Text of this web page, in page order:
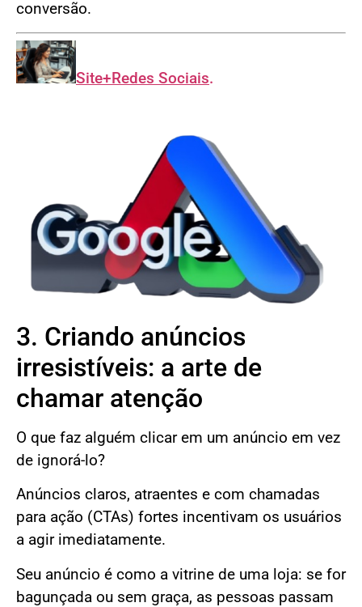
conversão.
Site+Redes Sociais.
3. Criando anúncios
irresistíveis: a arte de
chamar atenção
O que faz alguém clicar em um anúncio em vez
de ignorá-lo?
Anúncios claros, atraentes e com chamadas
para ação (CTAs) fortes incentivam os usuários
a agir imediatamente.
Seu anúncio é como a vitrine de uma loja: se for
bagunçada ou sem graça, as pessoas passam